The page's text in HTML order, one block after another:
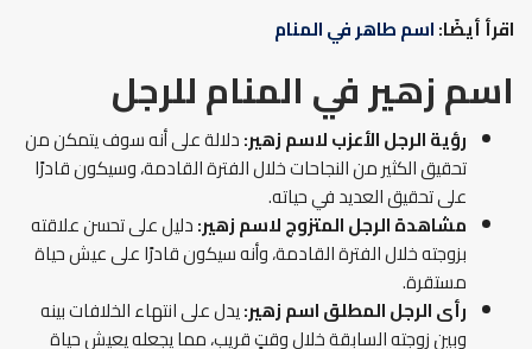
اقرأ أيضًا:اسم طاهر في المنام
اسم زهير في المنام للرجل
رؤية الرجل الأعزب لاسم زهير:دلالة على أنه سوف يتمكن من
تحقيق الكثير من النجاحات خلال الفترة القادمة، وسيكون قادرًا
على تحقيق العديد في حياته.
مشاهدة الرجل المتزوج لاسم زهير:دليل على تحسن علاقته
بزوجته خلال الفترة القادمة، وأنه سيكون قادرًا على عيش حياة
مستقرة.
رأى الرجل المطلق اسم زهير:يدل على انتهاء الخلافات بينه
وبين زوجته السابقة خلال وقتٍ قريب، مما يجعله يعيش حياة